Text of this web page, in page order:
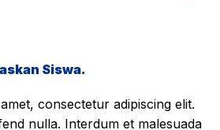
Siswa.
consectetur adipiscing elit.
nulla. Interdum et malesuada